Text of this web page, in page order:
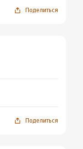
Поделиться
Поделиться